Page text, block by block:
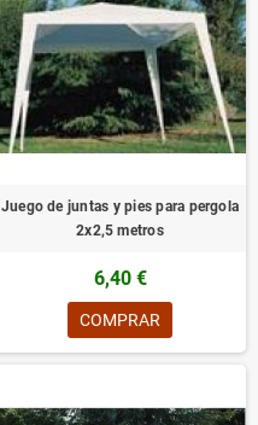
Juego de juntas y pies para pergola
2x2,5 metros
6,40 €
COMPRAR